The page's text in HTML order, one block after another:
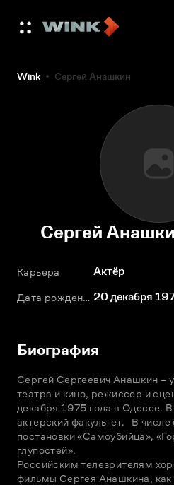
Wink Сергей Анашкин
Сергей
Карьера Актёр
Дата рождения 20 декабря
Биография
Сергей Сергеевич Анашкин –
театра и кино, режиссер и
декабря 1975 года в Одессе.
актерский факультет.   В
постановки «Самоубийца»,
глупостей».
Российским телезрителям
фильмы Сергея Анашкина, как